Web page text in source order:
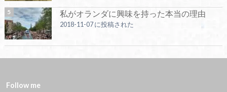
私がオランダに興味を持った本当の理由
2018-11-07 に投稿された
Follow me